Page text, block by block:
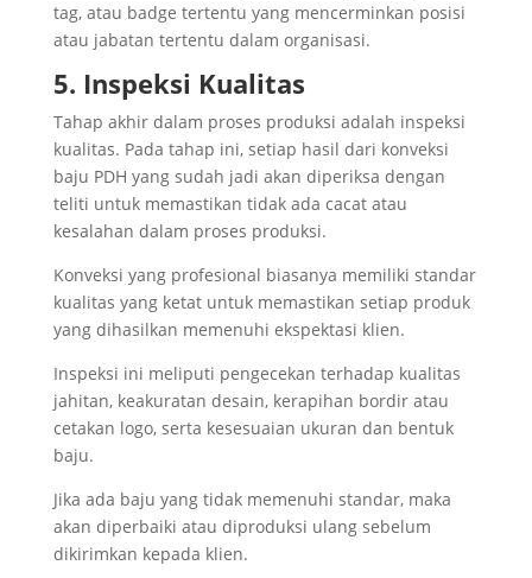
tag, atau badge tertentu yang mencerminkan posisi
atau jabatan tertentu dalam organisasi.
5. Inspeksi Kualitas
Tahap akhir dalam proses produksi adalah inspeksi
kualitas. Pada tahap ini, setiap hasil dari konveksi
baju PDH yang sudah jadi akan diperiksa dengan
teliti untuk memastikan tidak ada cacat atau
kesalahan dalam proses produksi.
Konveksi yang profesional biasanya memiliki standar
kualitas yang ketat untuk memastikan setiap produk
yang dihasilkan memenuhi ekspektasi klien.
Inspeksi ini meliputi pengecekan terhadap kualitas
jahitan, keakuratan desain, kerapihan bordir atau
cetakan logo, serta kesesuaian ukuran dan bentuk
baju.
Jika ada baju yang tidak memenuhi standar, maka
akan diperbaiki atau diproduksi ulang sebelum
dikirimkan kepada klien.